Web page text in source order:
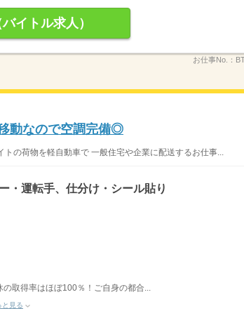
イトル求人）
お仕事No.：
動なので空調完備◎
の荷物を軽自動車で 一般住宅や企業に配送するお仕事...
・運転手、仕分け・シール貼り
取得率はほぼ100％！ご自身の都合...
と見る